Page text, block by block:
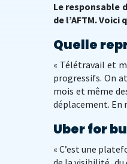
Le responsable
de l’AFTM.
Quelle
« Télétravail et
progressifs. On
mois et même
déplacement. En
Uber for
« C’est une